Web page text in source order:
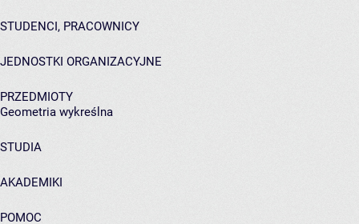
STUDENCI, PRACOWNICY
JEDNOSTKI ORGANIZACYJNE
PRZEDMIOTY
Geometria wykreślna
STUDIA
AKADEMIKI
POMOC